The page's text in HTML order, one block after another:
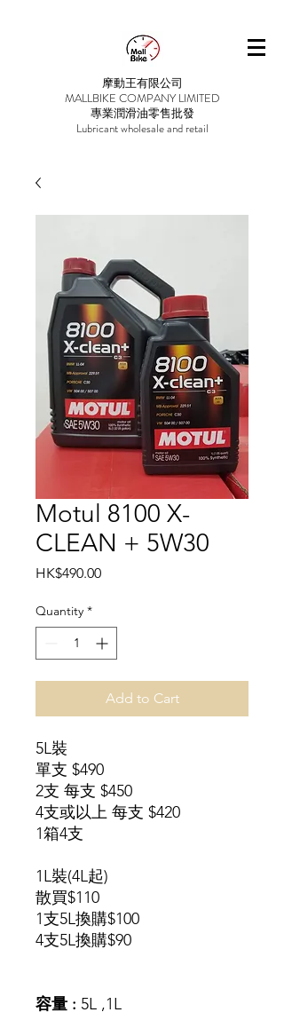
摩動王有限公司
MALLBIKE COMPANY LIMITED
專業潤滑油零售批發
Lubricant wholesale and retail
Motul 8100 X-
CLEAN + 5W30
HK$490.00Price
Quantity *
Add to Cart
5L裝
單支 $490
2支 每支 $450
4支或以上 每支 $420
1箱4支
1L裝(4L起)
散買$110
1支5L換購$100
4支5L換購$90
容量 : 5L ,1L